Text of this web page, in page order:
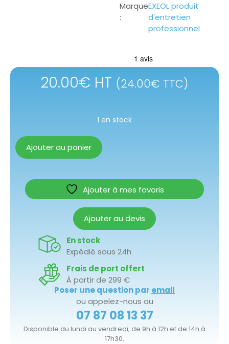
EXEOL produit
d'entretien
professionnel
20.00€ HT (24.00€ TTC)
1 en stock
Ajouter au panier
Ajouter à mes favoris
Ajouter au devis
En stock
Expédié sous 24h
Frais de port offert
À partir de 299 €
Poser une question par email
ou appelez-nous au
07 87 08 13 37
Disponible du lundi au vendredi, de 9h à 12h et de 14h à
17h30.